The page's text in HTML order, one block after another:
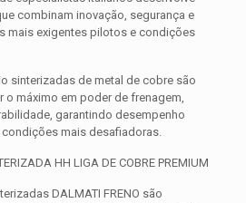
combinam inovação, segurança e
mais exigentes pilotos e condições
sinterizadas de metal de cobre são
o máximo em poder de frenagem,
garantindo desempenho
mais desafiadoras.
HH LIGA DE COBRE PREMIUM
DALMATI FRENO são